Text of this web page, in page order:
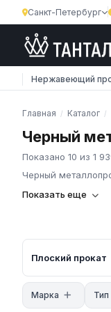
Санкт-Петербург
Нержавеющий
Главная / Каталог /
Черный
Показано 10 из 1
Черный
Компания
В нашем каталоге
прокат:
Трубный прокат:
квадратного и
равнополочные и
Показать еще
Плоский прокат
Марка Тип